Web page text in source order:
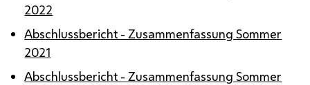
2022
Abschlussbericht - Zusammenfassung Sommer
2021
Abschlussbericht - Zusammenfassung Sommer